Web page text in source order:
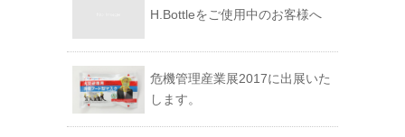
H.Bottleをご使用中のお客様へ
危機管理産業展2017に出展いた
します。